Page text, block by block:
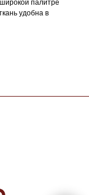
палитре
удобна в